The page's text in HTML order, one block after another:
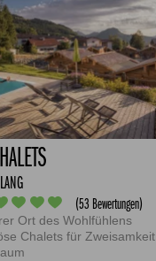
(53 Bewertungen)
Ort des Wohlfühlens
Chalets für Zweisamkeit